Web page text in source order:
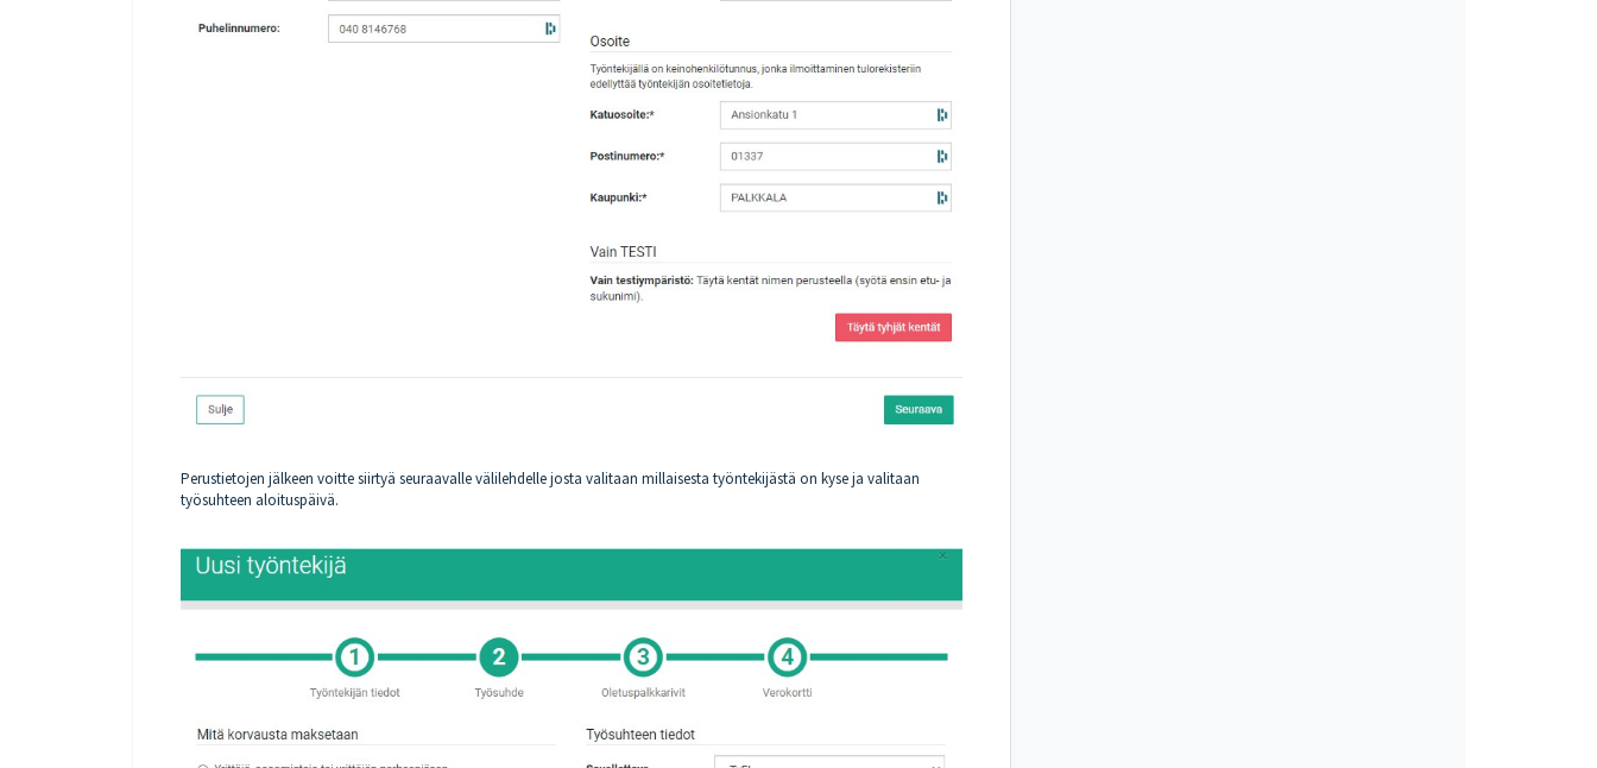
Perustietojen jälkeen voitte siirtyä seuraavalle välilehdelle josta valitaan millaisesta työntekijästä on kyse ja valitaan
työsuhteen aloituspäivä.